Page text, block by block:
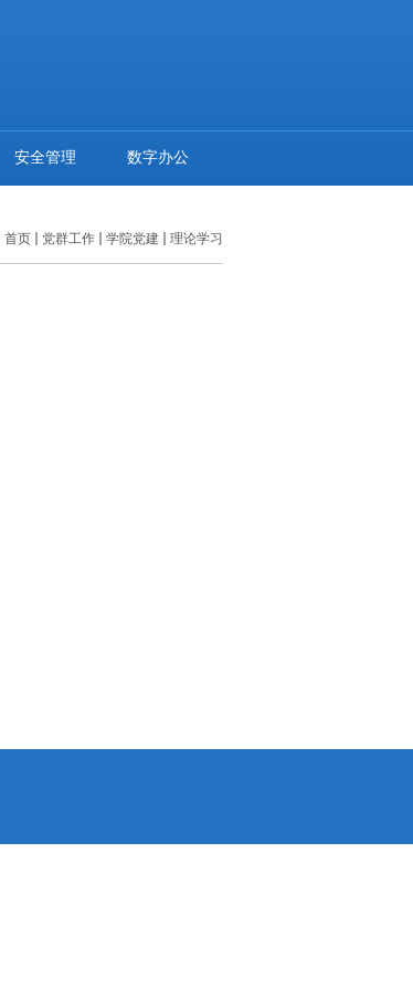
安全管理 数字办公
首页 党群工作 学院党建 理论学习